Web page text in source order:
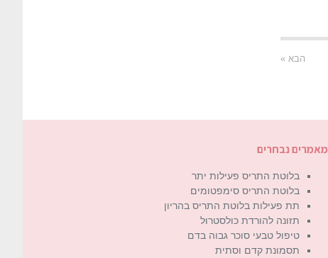
הבא »
מאמרים נבחרים
בלוטת התריס פעילות יתר
בלוטת התריס סימפטומים
תת פעילות בלוטת התריס בהריון
תזונה להורדת כולסטרול
טיפול טבעי סוכר גבוה בדם
תסמונת קדם וסתית